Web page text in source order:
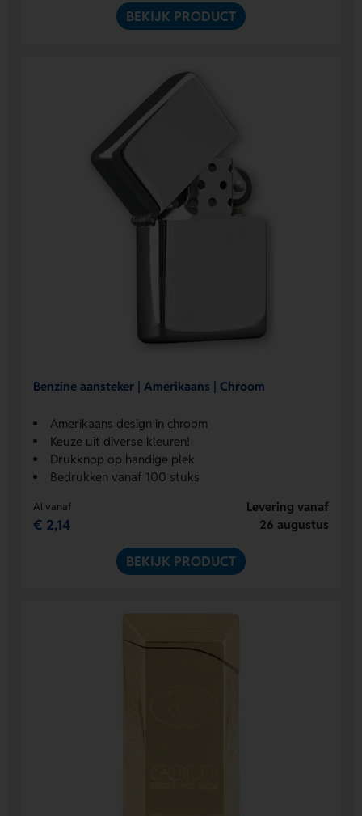
BEKIJK PRODUCT
Benzine aansteker | Amerikaans | Chroom
Amerikaans design in chroom
Keuze uit diverse kleuren!
Drukknop op handige plek
Bedrukken vanaf 100 stuks
Al vanaf
€ 2,14
Levering vanaf
26 augustus
BEKIJK PRODUCT